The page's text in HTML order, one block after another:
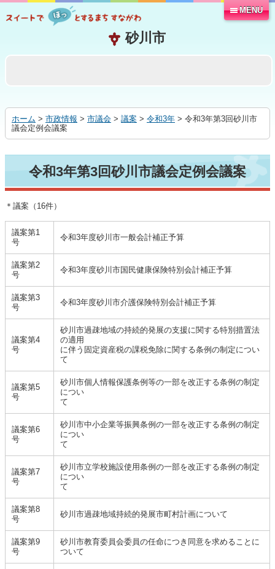
る
MENU
ホーム > 市政情報 > 市議会 > 議案 > 令和3年 > 令和3年第3回砂川市
議会定例会議案
令和3年第3回砂川市議会定例会議案
＊議案（16件）
議案第1
号
令和3年度砂川市一般会計補正予算
議案第2
号
令和3年度砂川市国民健康保険特別会計補正予算
議案第3
号
令和3年度砂川市介護保険特別会計補正予算
議案第4
号
砂川市過疎地域の持続的発展の支援に関する特別措置法
の適用
に伴う固定資産税の課税免除に関する条例の制定につい
て
議案第5
号
砂川市個人情報保護条例等の一部を改正する条例の制定
につい
て
議案第6
号
砂川市中小企業等振興条例の一部を改正する条例の制定
につい
て
議案第7
号
砂川市立学校施設使用条例の一部を改正する条例の制定
につい
て
議案第8
号
砂川市過疎地域持続的発展市町村計画について
議案第9
号
砂川市教育委員会委員の任命につき同意を求めることに
ついて